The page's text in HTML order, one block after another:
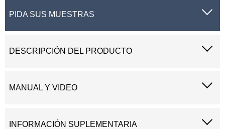
PIDA SUS MUESTRAS
DESCRIPCIÓN DEL PRODUCTO
MANUAL Y VIDEO
INFORMACIÓN SUPLEMENTARIA